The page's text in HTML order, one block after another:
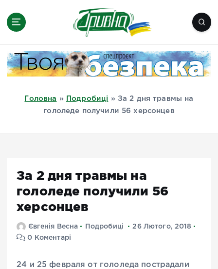
Миколаїв, Одеса, Мелітополь
Головна » Подробиці » За 2 дня травмы на
гололеде получили 56 херсонцев
За 2 дня травмы на
гололеде получили 56
херсонцев
Євгенія Весна Подробиці
26 Лютого, 2018
0 Коментарі
24 и 25 февраля от гололеда пострадали